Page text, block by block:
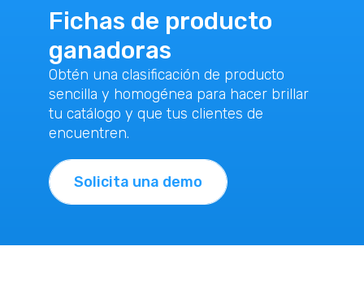
Fichas de producto
ganadoras
Obtén una clasificación de producto
sencilla y homogénea para hacer brillar
tu catálogo y que tus clientes de
encuentren.
Solicita una demo